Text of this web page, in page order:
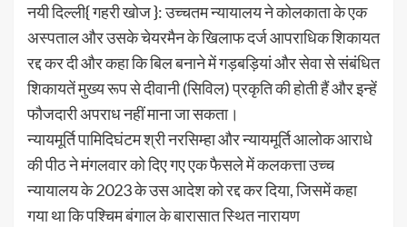
नयी दिल्ली{ गहरी खोज }: उच्चतम न्यायालय ने कोलकाता के एक
अस्पताल और उसके चेयरमैन के खिलाफ दर्ज आपराधिक शिकायत
रद्द कर दी और कहा कि बिल बनाने में गड़बड़ियां और सेवा से संबंधित
शिकायतें मुख्य रूप से दीवानी (सिविल) प्रकृति की होती हैं और इन्हें
फौजदारी अपराध नहीं माना जा सकता।
न्यायमूर्ति पामिदिघंटम श्री नरसिम्हा और न्यायमूर्ति आलोक आराधे
की पीठ ने मंगलवार को दिए गए एक फैसले में कलकत्ता उच्च
न्यायालय के 2023 के उस आदेश को रद्द कर दिया, जिसमें कहा
गया था कि पश्चिम बंगाल के बारासात स्थित नारायण